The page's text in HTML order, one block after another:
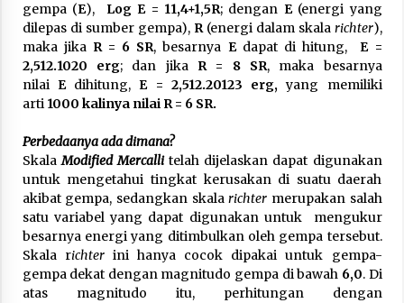
gempa (E), Log E = 11,4+1,5R; dengan E(energi yang
dilepas di sumber gempa), R(energi dalam skala richter),
maka jika R = 6 SR, besarnya Edapat di hitung,E =
2,512.1020 erg; dan jika R = 8 SR, maka besarnya
nilai Edihitung,E = 2,512.20123 erg,yang memiliki
arti 1000 kalinya nilai R = 6 SR.
Perbedaanya ada dimana?
SkalaModified Mercallitelah dijelaskan dapat digunakan
untuk mengetahui tingkat kerusakan di suatu daerah
akibat gempa, sedangkan skalarichter merupakan salah
satu variabel yang dapat digunakan untuk mengukur
besarnya energi yang ditimbulkan oleh gempa tersebut.
Skala richter ini hanya cocok dipakai untuk gempa-
gempa dekat dengan magnitudo gempa di bawah 6,0. Di
atas magnitudo itu, perhitungan dengan